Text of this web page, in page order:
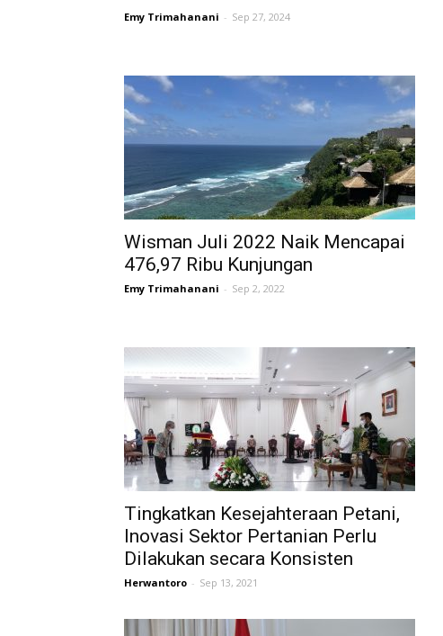
Emy Trimahanani - Sep 27, 2024
Wisman Juli 2022 Naik Mencapai
476,97 Ribu Kunjungan
Emy Trimahanani - Sep 2, 2022
Tingkatkan Kesejahteraan Petani,
Inovasi Sektor Pertanian Perlu
Dilakukan secara Konsisten
Herwantoro - Sep 13, 2021